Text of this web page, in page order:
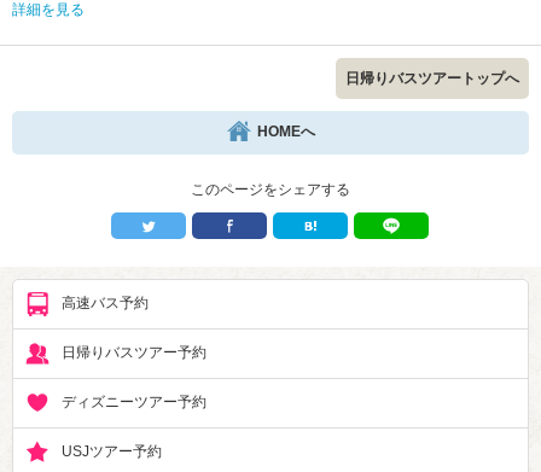
詳細を見る
日帰りバスツアートップへ
HOMEへ
このページをシェアする
高速バス予約
日帰りバスツアー予約
ディズニーツアー予約
USJツアー予約